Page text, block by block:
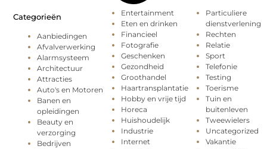
Categorieën
Aanbiedingen
Afvalverwerking
Alarmsysteem
Architectuur
Attracties
Auto's en Motoren
Banen en
opleidingen
Beauty en
verzorging
Bedrijven
Entertainment
Eten en drinken
Financieel
Fotografie
Geschenken
Gezondheid
Groothandel
Haartransplantatie
Hobby en vrije tijd
Horeca
Huishoudelijk
Industrie
Internet
Particuliere
dienstverlening
Rechten
Relatie
Sport
Telefonie
Testing
Toerisme
Tuin en
buitenleven
Tweewielers
Uncategorized
Vakantie